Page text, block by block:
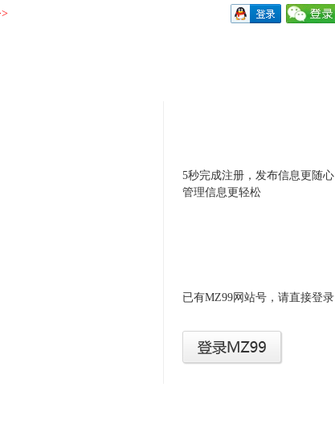
5秒完成注册，发布信息更随心
管理信息更轻松
已有MZ99网站号，请直接登录